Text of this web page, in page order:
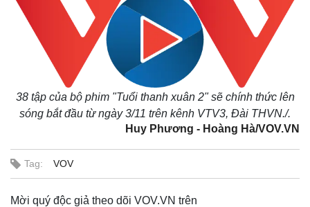
38 tập của bộ phim "Tuổi thanh xuân 2" sẽ chính thức lên
sóng bắt đầu từ ngày 3/11 trên kênh VTV3, Đài THVN./.
Huy Phương - Hoàng Hà/VOV.VN
Tag: VOV
Mời quý độc giả theo dõi VOV.VN trên